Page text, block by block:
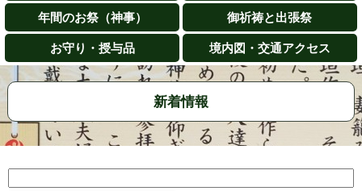
年間のお祭（神事） 御祈祷と出張祭
お守り・授与品 境内図・交通アクセス
新着情報